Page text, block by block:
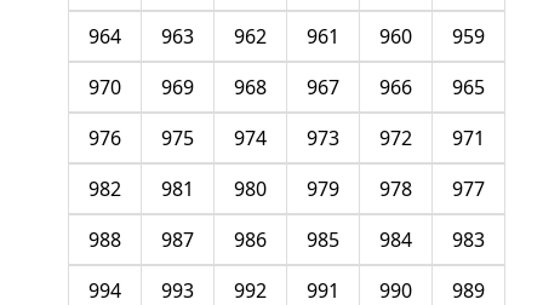
959
960
961
962
963
964
965
966
967
968
969
970
971
972
973
974
975
976
977
978
979
980
981
982
983
984
985
986
987
988
989
990
991
992
993
994